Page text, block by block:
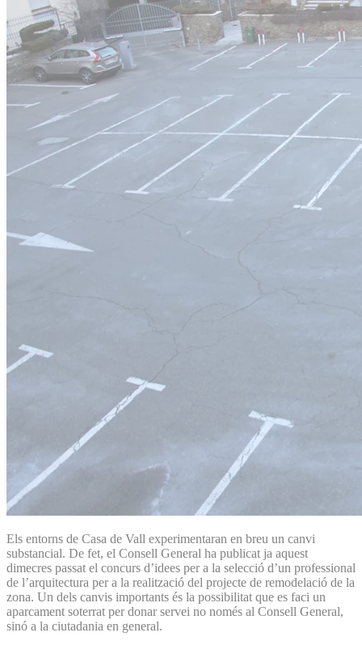
Els entorns de Casa de Vall experimentaran en breu un canvi
substancial. De fet, el Consell General ha publicat ja aquest
dimecres passat el concurs d’idees per a la selecció d’un professional
de l’arquitectura per a la realització del projecte de remodelació de la
zona. Un dels canvis importants és la possibilitat que es faci un
aparcament soterrat per donar servei no només al Consell General,
sinó a la ciutadania en general.